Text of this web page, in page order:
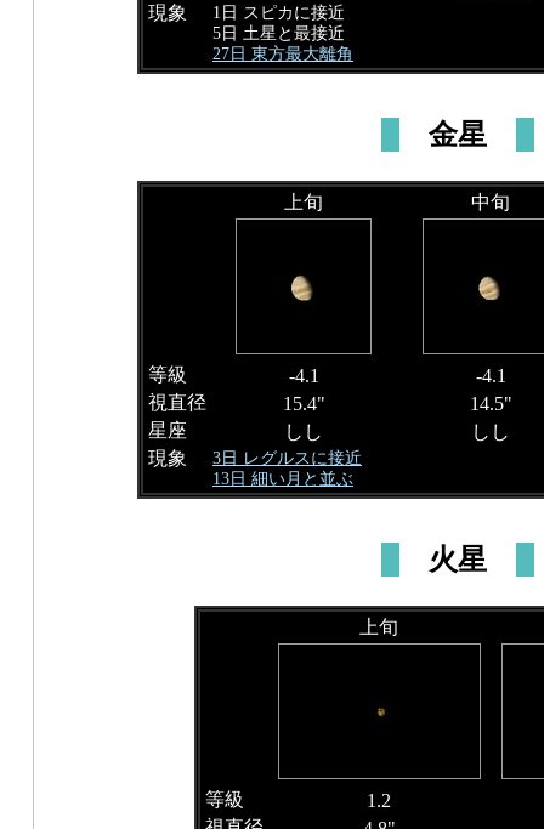
現象
1日 スピカに接近
5日 土星と最接近
27日 東方最大離角
金星
上旬 中旬
等級 -4.1
-4.1
視直径
15.4"
14.5"
星座
しし
しし
現象
3日 レグルスに接近
13日 細い月と並ぶ
火星
上旬
等級
1.2